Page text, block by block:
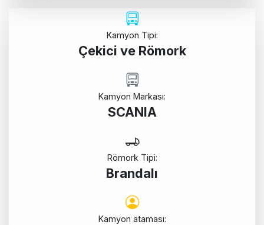
Kamyon Tipi:
Çekici ve Römork
Kamyon Markası:
SCANIA
Römork Tipi:
Brandalı
Kamyon ataması: